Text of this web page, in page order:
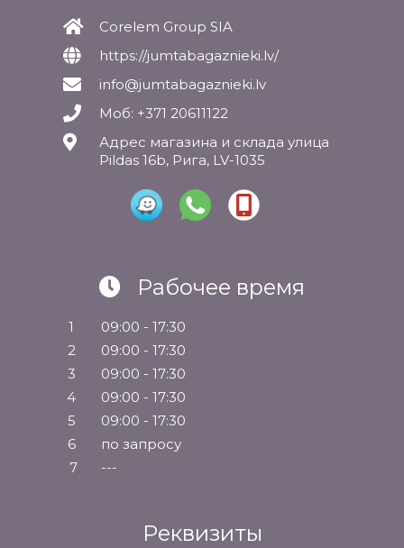
Corelem Group SIA
https://jumtabagaznieki.lv/
info@jumtabagaznieki.lv
Моб: +371 20611122
Адрес магазина и склада улица
Pildas 16b, Рига, LV-1035
Рабочее время
1
09:00 - 17:30
2
09:00 - 17:30
3
09:00 - 17:30
4
09:00 - 17:30
5
09:00 - 17:30
6
по запросу
7
---
Реквизиты